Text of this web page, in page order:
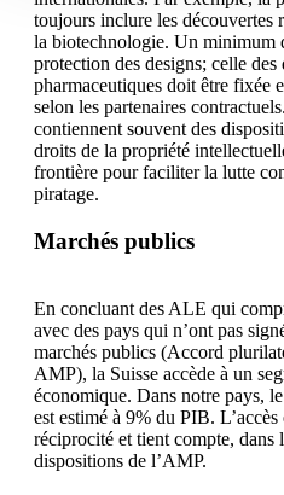
toujours inclure les découvertes
la biotechnologie. Un minimum
protection des designs; celle des
pharmaceutiques doit être fixée
selon les partenaires
contiennent souvent des
droits de la propriété
frontière pour faciliter la lutte
piratage.
Marchés publics
En concluant des ALE qui
avec des pays qui n’ont pas
marchés publics (Accord
AMP), la Suisse accède à un
économique. Dans notre pays,
est estimé à 9% du PIB.
réciprocité et tient compte, dans
dispositions de l’AMP.